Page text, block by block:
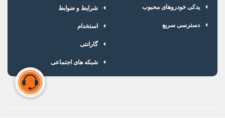
یدکی خودروهای محبوب
دسترسی سریع
شرایط و ضوابط
استخدام
گارانتی
شبکه های اجتماعی